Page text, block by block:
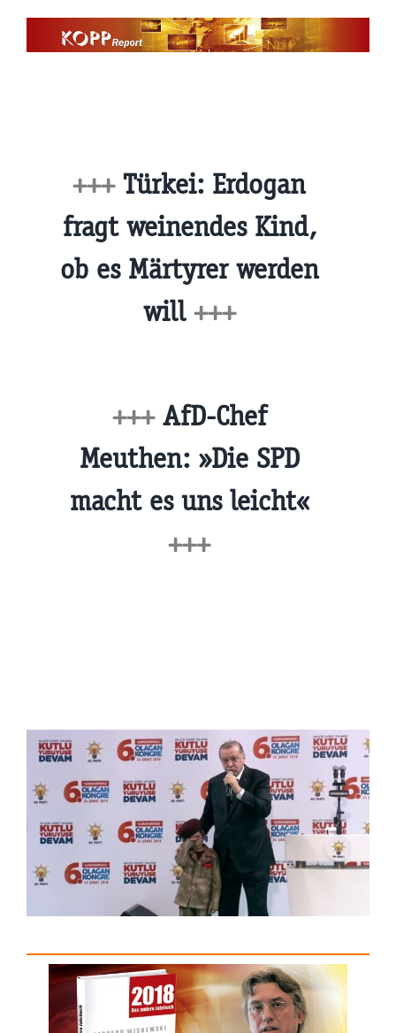
+++ Türkei: Erdogan
fragt weinendes Kind,
ob es Märtyrer werden
will +++
+++ AfD-Chef
Meuthen: »Die SPD
macht es uns leicht«
+++